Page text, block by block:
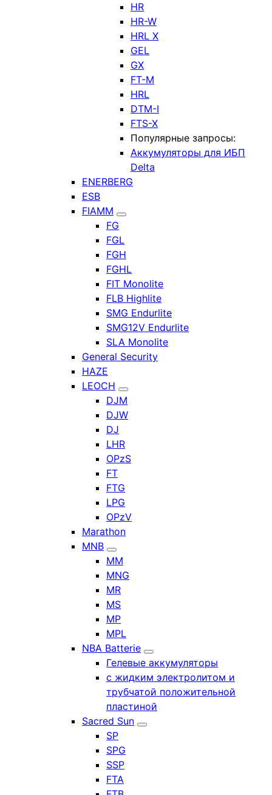
HR
HR-W
HRL X
GEL
GX
FT-M
HRL
DTM-I
FTS-X
Популярные запросы:
Аккумуляторы для ИБП
Delta
ENERBERG
ESB
FIAMM
FG
FGL
FGH
FGHL
FIT Monolite
FLB Highlite
SMG Endurlite
SMG12V Endurlite
SLA Monolite
General Security
HAZE
LEOCH
DJM
DJW
DJ
LHR
OPzS
FT
FTG
LPG
OPzV
Marathon
MNB
MM
MNG
MR
MS
MP
MPL
NBA Batterie
Гелевые аккумуляторы
с жидким электролитом и
трубчатой положительной
пластиной
Sacred Sun
SP
SPG
SSP
FTA